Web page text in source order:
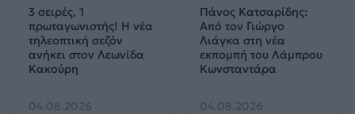
3 σειρές, 1
πρωταγωνιστής! Η νέα
τηλεοπτική σεζόν
ανήκει στον Λεωνίδα
Κακούρη
04.08.2026
Πάνος Κατσαρίδης:
Από τον Γιώργο
Λιάγκα στη νέα
εκπομπή του Λάμπρου
Κωνσταντάρα
04.08.2026